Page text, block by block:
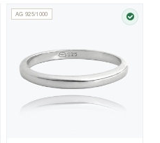
AG 925/1000